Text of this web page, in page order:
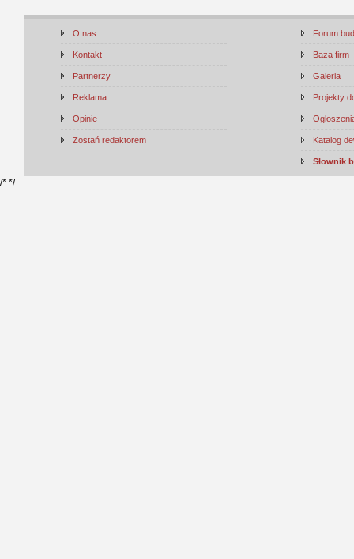
O nas
Kontakt
Partnerzy
Reklama
Opinie
Zostań redaktorem
Forum
Baza firm
Galeria
Projekty
Katalog
Słownik
/* */